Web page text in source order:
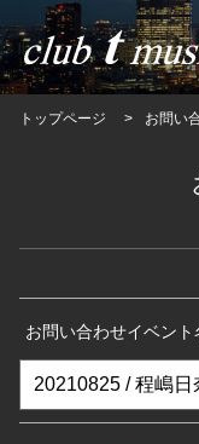
トップページ お問い
お問い合わせイベント